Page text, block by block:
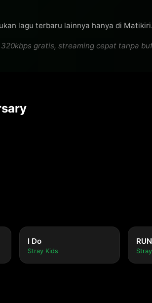
lagu terbaru lainnya hanya di Matikiri.
320kbps gratis, streaming cepat tanpa
I Do
Stray Kids